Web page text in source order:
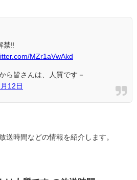
禁‼️
MZr1aVwAkd
ら皆さんは、人質です－
12日
送時間などの情報を紹介します。